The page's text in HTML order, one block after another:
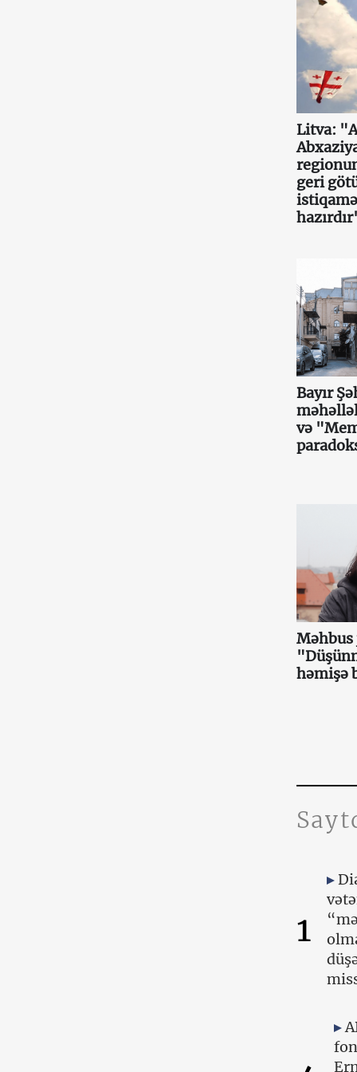
Litva:
geri
Bayır
və
həmişə
1